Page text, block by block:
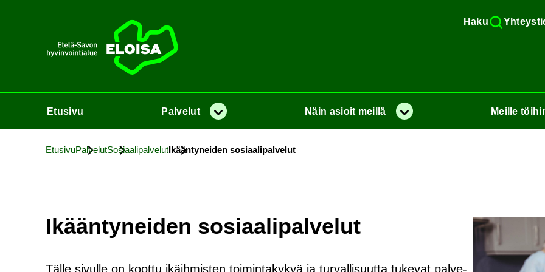
Haku
Etusi­vu
Etusi­vu Pal­ve­lut Va­lik­ko Näin asioit meil­lä Va­lik­ko Meil­le
Etusi­vuPal­ve­lutSo­si­aa­li­pal­ve­lutIkään­ty­nei­den so­si­aa­li­pal­ve­lut
Ikään­ty­nei­den so­si­aa­li­pal­ve­lut
Tälle si­vul­le on koot­tu ikäih­mis­ten toi­min­ta­ky­kyä ja tur­val­li­suut­ta tu­ke­vat pal­ve­